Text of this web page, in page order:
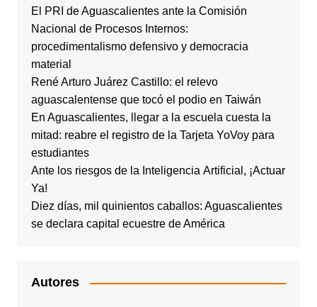
El PRI de Aguascalientes ante la Comisión
Nacional de Procesos Internos:
procedimentalismo defensivo y democracia
material
René Arturo Juárez Castillo: el relevo
aguascalentense que tocó el podio en Taiwán
En Aguascalientes, llegar a la escuela cuesta la
mitad: reabre el registro de la Tarjeta YoVoy para
estudiantes
Ante los riesgos de la Inteligencia Artificial, ¡Actuar
Ya!
Diez días, mil quinientos caballos: Aguascalientes
se declara capital ecuestre de América
Autores